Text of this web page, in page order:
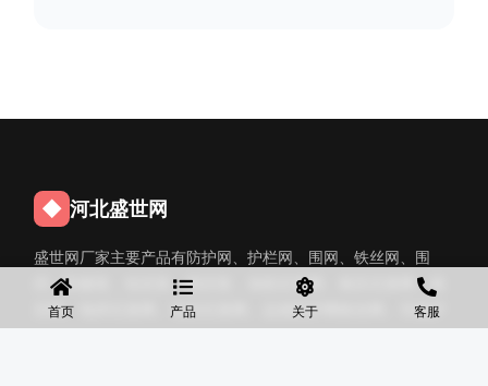
◆ 河北盛世网
盛世网厂家主要产品有防护网、护栏网、围网、铁丝网、围
挡、防爆笼、铅丝笼、固滨笼、加筋石笼网、格宾石笼网、格
宾网、电焊石笼网、铅丝石笼网、边坡防护网铁丝网、市政护
首页 产品 关于 客服